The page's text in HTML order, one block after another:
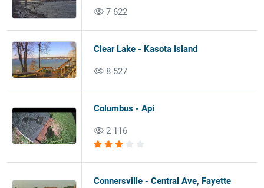
7 622
Clear Lake - Kasota Island
8 527
Columbus - Api
2 116
Connersville - Central Ave, Fayette